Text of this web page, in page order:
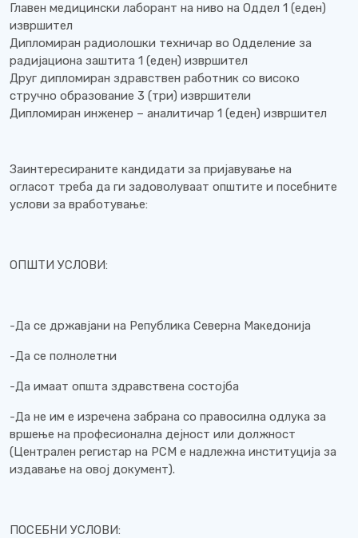
Главен медицински лаборант на ниво на Оддел 1 (еден)
извршител
Дипломиран радиолошки техничар во Одделение за
радијациона заштита 1 (еден) извршител
Друг дипломиран здравствен работник со високо
стручно образование 3 (три) извршители
Дипломиран инженер – аналитичар 1 (еден) извршител
Заинтересираните кандидати за пријавување на
огласот треба да ги задоволуваат општите и посебните
услови за вработување:
ОПШТИ УСЛОВИ:
-Да се државјани на Република Северна Македонија
-Да се полнолетни
-Да имаат општа здравствена состојба
-Да не им е изречена забрана со правосилна одлука за
вршење на професионална дејност или должност
(Централен регистар на РСМ е надлежна институција за
издавање на овој документ).
ПОСЕБНИ УСЛОВИ: